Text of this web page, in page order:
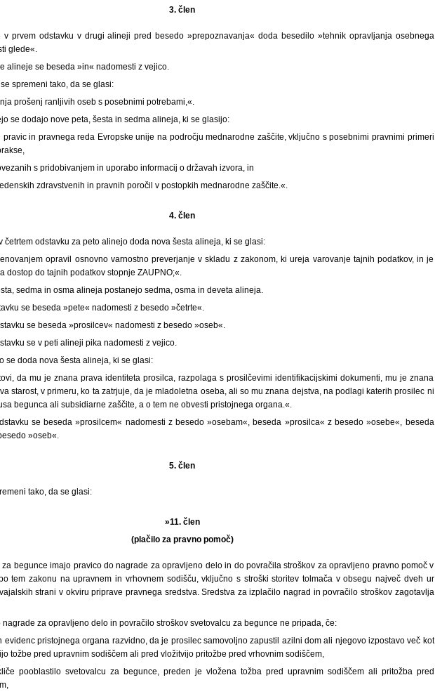
3. člen
v prvem odstavku v drugi alineji pred besedo »prepoznavanja« doda besedilo »tehnik opravljanja osebnega
glede«.
alineje se beseda »in« nadomesti z vejico.
spremeni tako, da se glasi:
prošenj ranljivih oseb s posebnimi potrebami,«.
se dodajo nove peta, šesta in sedma alineja, ki se glasijo:
pravic in pravnega reda Evropske unije na področju mednarodne zaščite, vključno s posebnimi pravnimi primeri
s pridobivanjem in uporabo informacij o državah izvora, in
zdravstvenih in pravnih poročil v postopkih mednarodne zaščite.«.
4. člen
četrtem odstavku za peto alinejo doda nova šesta alineja, ki se glasi:
opravil osnovno varnostno preverjanje v skladu z zakonom, ki ureja varovanje tajnih podatkov, in je
dostop do tajnih podatkov stopnje ZAUPNO;«.
sedma in osma alineja postanejo sedma, osma in deveta alineja.
se beseda »pete« nadomesti z besedo »četrte«.
se beseda »prosilcev« nadomesti z besedo »oseb«.
se v peti alineji pika nadomesti z vejico.
se doda nova šesta alineja, ki se glasi:
da mu je znana prava identiteta prosilca, razpolaga s prosilčevimi identifikacijskimi dokumenti, mu je znana
starost, v primeru, ko ta zatrjuje, da je mladoletna oseba, ali so mu znana dejstva, na podlagi katerih prosilec ni
begunca ali subsidiarne zaščite, a o tem ne obvesti pristojnega organa.«.
se beseda »prosilcem« nadomesti z besedo »osebam«, beseda »prosilca« z besedo »osebe«, beseda
»oseb«.
5. člen
tako, da se glasi:
»11. člen
(plačilo za pravno pomoč)
za begunce imajo pravico do nagrade za opravljeno delo in do povračila stroškov za opravljeno pravno pomoč v
tem zakonu na upravnem in vrhovnem sodišču, vključno s stroški storitev tolmača v obsegu največ dveh ur
strani v okviru priprave pravnega sredstva. Sredstva za izplačilo nagrad in povračilo stroškov zagotavlja
nagrade za opravljeno delo in povračilo stroškov svetovalcu za begunce ne pripada, če:
evidenc pristojnega organa razvidno, da je prosilec samovoljno zapustil azilni dom ali njegovo izpostavo več kot
tožbe pred upravnim sodiščem ali pred vložitvijo pritožbe pred vrhovnim sodiščem,
pooblastilo svetovalcu za begunce, preden je vložena tožba pred upravnim sodiščem ali pritožba pred